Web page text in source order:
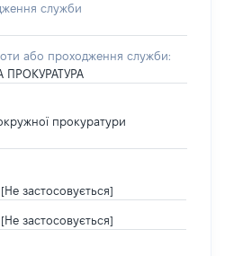
служби
або проходження служби:
ПРОКУРАТУРА
прокуратури
[Не застосовується]
[Не застосовується]